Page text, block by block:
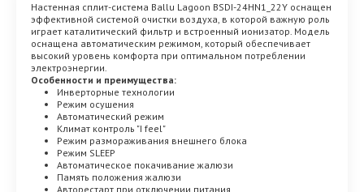
Настенная сплит-система Ballu Lagoon BSDI-24HN1_22Y оснащен
эффективной системой очистки воздуха, в которой важную роль
играет каталитический фильтр и встроенный ионизатор. Модель
оснащена автоматическим режимом, который обеспечивает
высокий уровень комфорта при оптимальном потреблении
электроэнергии.
Особенности и преимущества:
Инверторные технологии
Режим осушения
Автоматический режим
Климат контроль "I feel"
Режим размораживания внешнего блока
Режим SLEEP
Автоматическое покачивание жалюзи
Память положения жалюзи
Авторестарт при отключении питания